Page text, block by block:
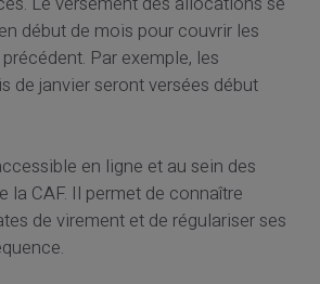
début de mois pour couvrir les
Par exemple, les
de janvier seront versées début
en ligne et au sein des
la CAF. Il permet de connaître
de virement et de régulariser ses